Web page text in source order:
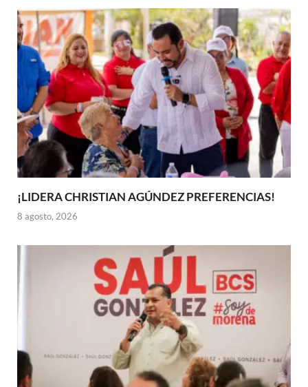
¡LIDERA CHRISTIAN AGÚNDEZ PREFERENCIAS!
8 agosto, 2026